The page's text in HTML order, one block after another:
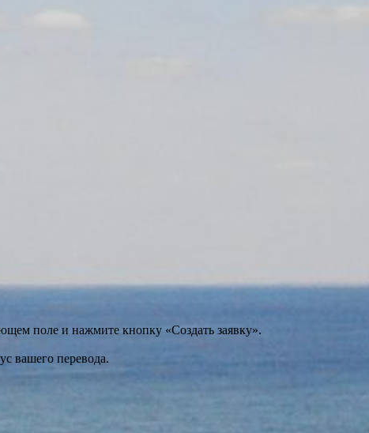
поле и нажмите кнопку «Создать заявку».
вашего перевода.